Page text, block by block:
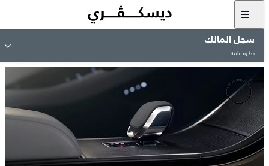
سجل المالك
نظرة عامة